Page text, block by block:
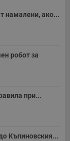
намалени, ако...
робот за
при...
Къпиновския...